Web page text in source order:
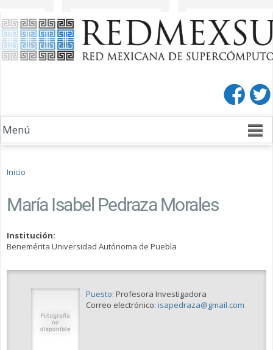
Pasar al
contenido
principal
Pasar a
la barra
lateral
derecha
Se encuentra usted aquí
Inicio
María Isabel Pedraza Morales
Institución:
Benemérita Universidad Autónoma de Puebla
Puesto: Profesora Investigadora
Correo electrónico: isapedraza@gmail.com